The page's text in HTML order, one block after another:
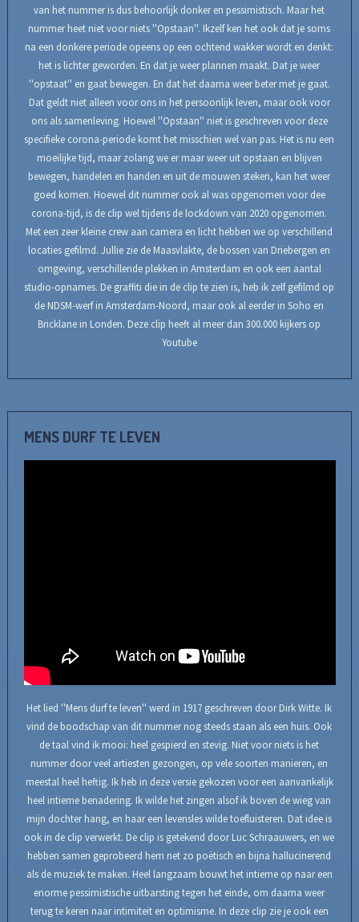
van het nummer is dus behoorlijk donker en pessimistisch. Maar het
nummer heet niet voor niets ''Opstaan''. Ikzelf ken het ook dat je soms
na een donkere periode opeens op een ochtend wakker wordt en denkt:
het is lichter geworden. En dat je weer plannen maakt. Dat je weer
''opstaat'' en gaat bewegen. En dat het daarna weer beter met je gaat.
Dat geldt niet alleen voor ons in het persoonlijk leven, maar ook voor
ons als samenleving. Hoewel ''Opstaan'' niet is geschreven voor deze
specifieke corona-periode komt het misschien wel van pas. Het is nu een
moeilijke tijd, maar zolang we er maar weer uit opstaan en blijven
bewegen, handelen en handen en uit de mouwen steken, kan het weer
goed komen. Hoewel dit nummer ook al was opgenomen voor dee
corona-tijd, is de clip wel tijdens de lockdown van 2020 opgenomen.
Met een zeer kleine crew aan camera en licht hebben we op verschillend
locaties gefilmd. Jullie zie de Maasvlakte, de bossen van Driebergen en
omgeving, verschillende plekken in Amsterdam en ook een aantal
studio-opnames. De graffiti die in de clip te zien is, heb ik zelf gefilmd op
de NDSM-werf in Amsterdam-Noord, maar ook al eerder in Soho en
Bricklane in Londen. Deze clip heeft al meer dan 300.000 kijkers op
Youtube
MENS DURF TE LEVEN
Het lied ''Mens durf te leven'' werd in 1917 geschreven door Dirk Witte. Ik
vind de boodschap van dit nummer nog steeds staan als een huis. Ook
de taal vind ik mooi: heel gespierd en stevig. Niet voor niets is het
nummer door veel artiesten gezongen, op vele soorten manieren, en
meestal heel heftig. Ik heb in deze versie gekozen voor een aanvankelijk
heel intieme benadering. Ik wilde het zingen alsof ik boven de wieg van
mijn dochter hang, en haar een levensles wilde toefluisteren. Dat idee is
ook in de clip verwerkt. De clip is getekend door Luc Schraauwers, en we
hebben samen geprobeerd hem net zo poëtisch en bijna hallucinerend
als de muziek te maken. Heel langzaam bouwt het intieme op naar een
enorme pessimistische uitbarsting tegen het einde, om daarna weer
terug te keren naar intimiteit en optimisme. In deze clip zie je ook een